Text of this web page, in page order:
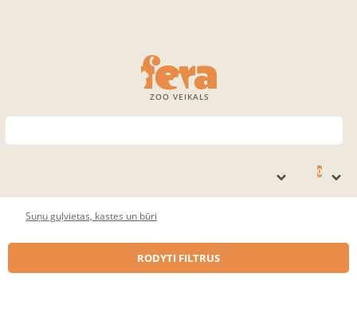
ZOO VEIKALS
0
Suņu guļvietas, kastes un būri
RODYTI FILTRUS